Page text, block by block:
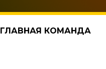
ГЛАВНАЯ КОМАНДА